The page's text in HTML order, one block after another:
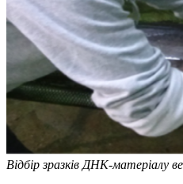
Відбір зразків ДНК-матеріалу